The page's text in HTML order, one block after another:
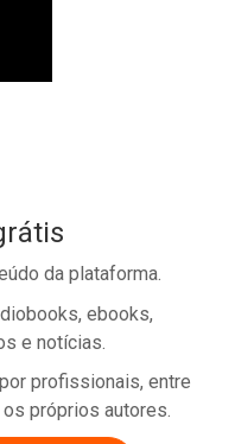
da plataforma.
ebooks,
e notícias.
profissionais, entre
próprios autores.